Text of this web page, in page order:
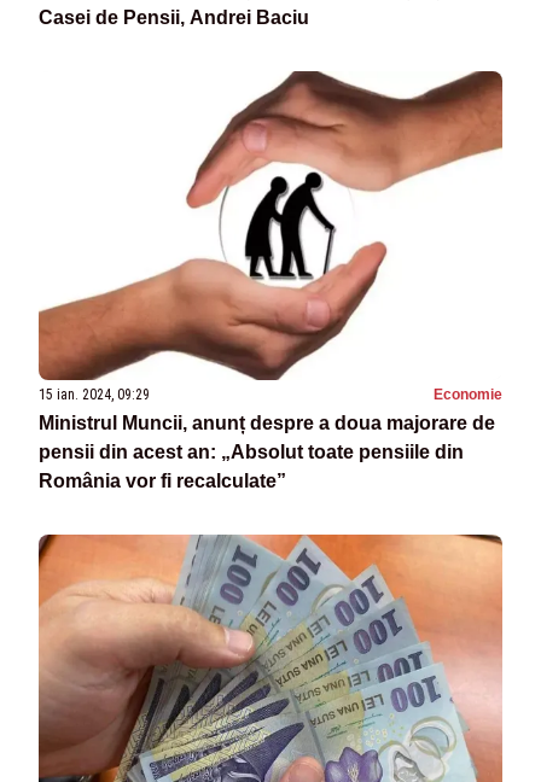
Casei de Pensii, Andrei Baciu
15 ian. 2024, 09:29 Economie
Ministrul Muncii, anunț despre a doua majorare de
pensii din acest an: „Absolut toate pensiile din
România vor fi recalculate”